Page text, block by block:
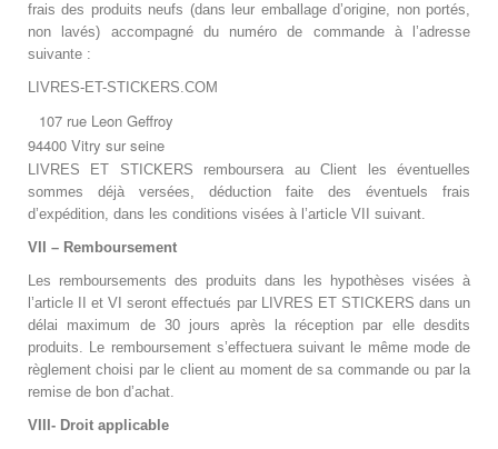
frais des produits neufs (dans leur emballage d’origine, non portés,
non lavés) accompagné du numéro de commande à l’adresse
suivante :
LIVRES-ET-STICKERS.COM
107 rue Leon Geffroy
94400 Vitry sur seine
LIVRES ET STICKERS remboursera au Client les éventuelles
sommes déjà versées, déduction faite des éventuels frais
d’expédition, dans les conditions visées à l’article VII suivant.
VII – Remboursement
Les remboursements des produits dans les hypothèses visées à
l’article II et VI seront effectués par LIVRES ET STICKERS dans un
délai maximum de 30 jours après la réception par elle desdits
produits. Le remboursement s’effectuera suivant le même mode de
règlement choisi par le client au moment de sa commande ou par la
remise de bon d’achat.
VIII- Droit applicable